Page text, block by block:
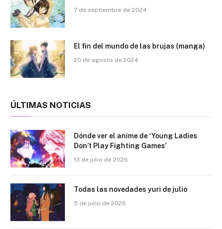
7 de septiembre de 2024
El fin del mundo de las brujas (manga)
20 de agosto de 2024
ÚLTIMAS NOTICIAS
Dónde ver el anime de ‘Young Ladies
Don’t Play Fighting Games’
13 de julio de 2026
Todas las novedades yuri de julio
5 de julio de 2026